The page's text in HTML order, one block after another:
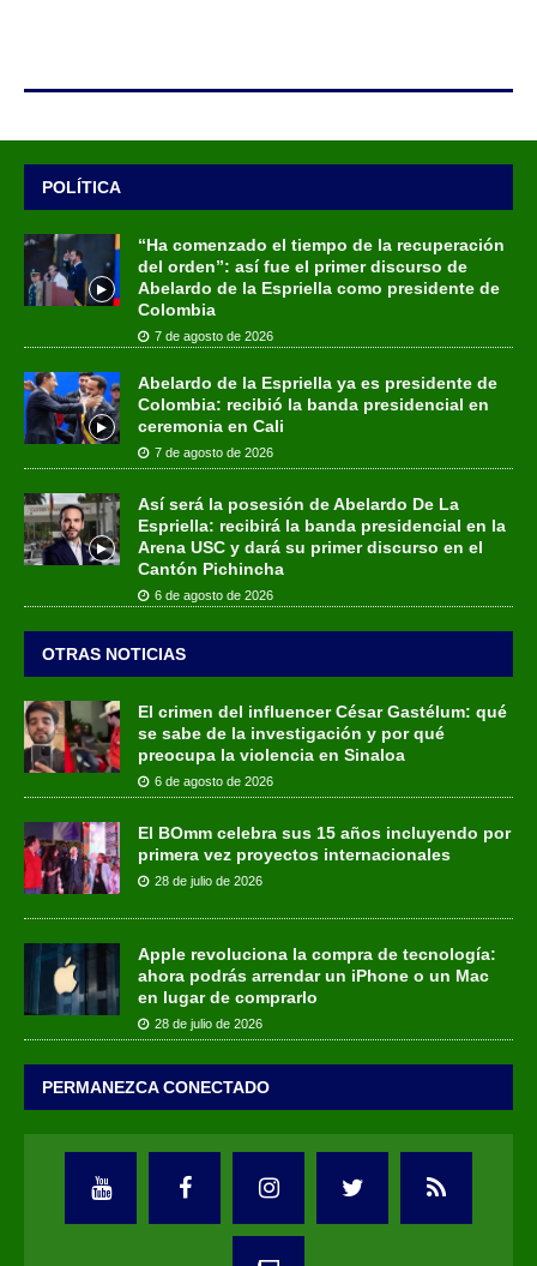
POLÍTICA
“Ha comenzado el tiempo de la recuperación
del orden”: así fue el primer discurso de
Abelardo de la Espriella como presidente de
Colombia
7 de agosto de 2026
Abelardo de la Espriella ya es presidente de
Colombia: recibió la banda presidencial en
ceremonia en Cali
7 de agosto de 2026
Así será la posesión de Abelardo De La
Espriella: recibirá la banda presidencial en la
Arena USC y dará su primer discurso en el
Cantón Pichincha
6 de agosto de 2026
OTRAS NOTICIAS
El crimen del influencer César Gastélum: qué
se sabe de la investigación y por qué
preocupa la violencia en Sinaloa
6 de agosto de 2026
El BOmm celebra sus 15 años incluyendo por
primera vez proyectos internacionales
28 de julio de 2026
Apple revoluciona la compra de tecnología:
ahora podrás arrendar un iPhone o un Mac
en lugar de comprarlo
28 de julio de 2026
PERMANEZCA CONECTADO